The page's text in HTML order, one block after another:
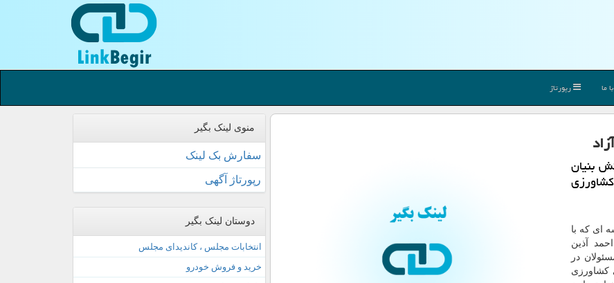
ما رپورتاژ
بنیان
ای كه با
آذین
در
كشاورزی
منوی لینک بگیر
سفارش بک لینک
رپورتاژ آگهی
دوستان لینک بگیر
انتخابات مجلس ، کاندیدای مجلس
خرید و فروش خودرو